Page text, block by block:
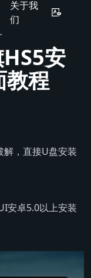
关于我
们
面教程
HS5安
教程
解，直接U盘安装
安卓5.0以上安装